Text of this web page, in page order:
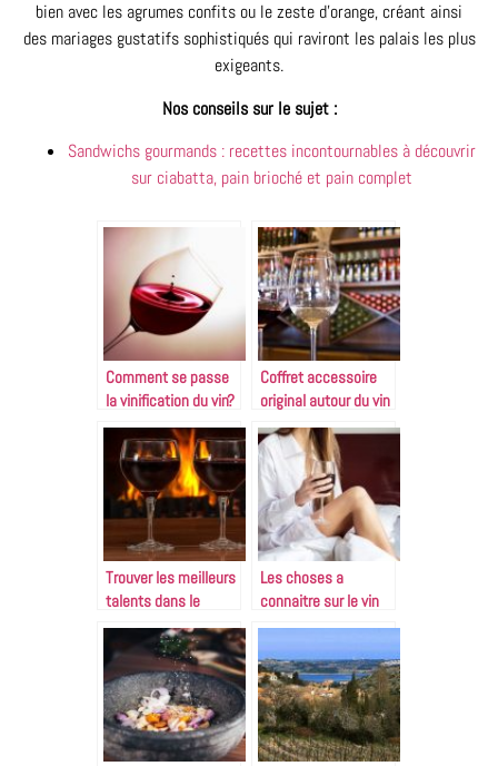
bien avec les agrumes confits ou le zeste d’orange, créant ainsi
des mariages gustatifs sophistiqués qui raviront les palais les plus
exigeants.
Nos conseils sur le sujet :
Sandwichs gourmands : recettes incontournables à découvrir
sur ciabatta, pain brioché et pain complet
Comment se passe
la vinification du vin?
Coffret accessoire
original autour du vin
Trouver les meilleurs
talents dans le
secteur du vin pour
l’entreprise
Les choses a
connaitre sur le vin
quand on est
debutant